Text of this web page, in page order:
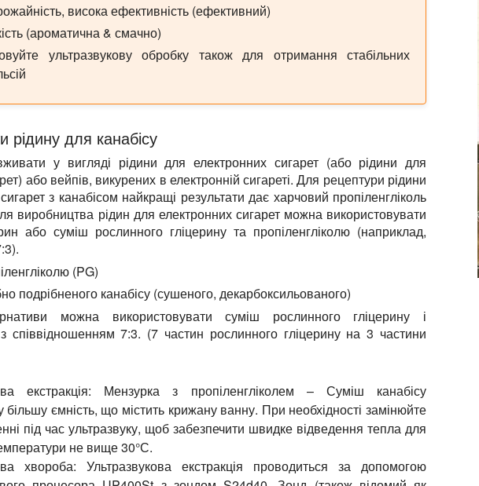
висока ефективність (ефективний)
(ароматична & смачно)
ультразвукову обробку також для отримання стабільних
рідину для канабісу
у вигляді рідини для електронних сигарет (або рідини для
або вейпів, викурених в електронній сигареті. Для рецептури рідини
з канабісом найкращі результати дає харчовий пропіленгліколь
виробництва рідин для електронних сигарет можна використовувати
або суміш рослинного гліцерину та пропіленгліколю (наприклад,
(PG)
подрібненого канабісу (сушеного, декарбоксильованого)
можна використовувати суміш рослинного гліцерину і
з співвідношенням 7:3. (7 частин рослинного гліцерину на 3 частини
екстракція: Мензурка з пропіленгліколем – Суміш канабісу
ємність, що містить крижану ванну. При необхідності замінюйте
під час ультразвуку, щоб забезпечити швидке відведення тепла для
не вище 30°С.
хвороба: Ультразвукова екстракція проводиться за допомогою